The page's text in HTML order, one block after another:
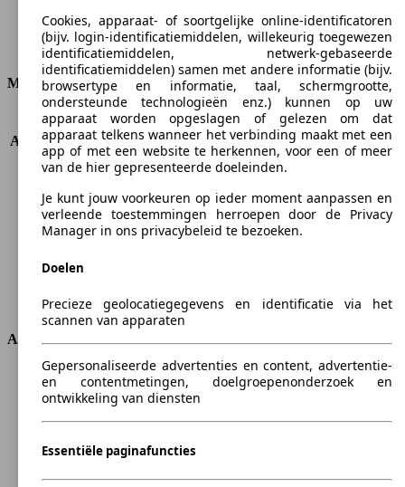
Ø 4.9 l/100km
Verbruik
Motor & Vermogen
KW (PS)
80 kW (109 PS)
Acceleratie (0-100 km/h) 11.3s
Topsnelheid (km/h)
185 km/h
Aantal versnellingen
Koppel
245 nm
Cilinderinhoud
1560 ccm
Brandstof
Diesel
Cilinders
Aandrijving
Voorwielaandrijving
Afmetingen
Lengte
4333 mm
Hoogte
1595 mm
Maximaal gewicht
1920 kg
Maximale lading
528 kg
Cookies, apparaat- of soortgelijke online-identificatoren
(bijv. login-identificatiemiddelen, willekeurig toegewezen
identificatiemiddelen, netwerk-gebaseerde
identificatiemiddelen) samen met andere informatie (bijv.
browsertype en informatie, taal, schermgrootte,
ondersteunde technologieën enz.) kunnen op uw
apparaat worden opgeslagen of gelezen om dat
apparaat telkens wanneer het verbinding maakt met een
app of met een website te herkennen, voor een of meer
van de hier gepresenteerde doeleinden.
Je kunt jouw voorkeuren op ieder moment aanpassen en
verleende toestemmingen herroepen door de Privacy
Manager in ons privacybeleid te bezoeken.
Doelen
Precieze geolocatiegegevens en identificatie via het
scannen van apparaten
Gepersonaliseerde advertenties en content, advertentie-
en contentmetingen, doelgroepenonderzoek en
ontwikkeling van diensten
Essentiële paginafuncties